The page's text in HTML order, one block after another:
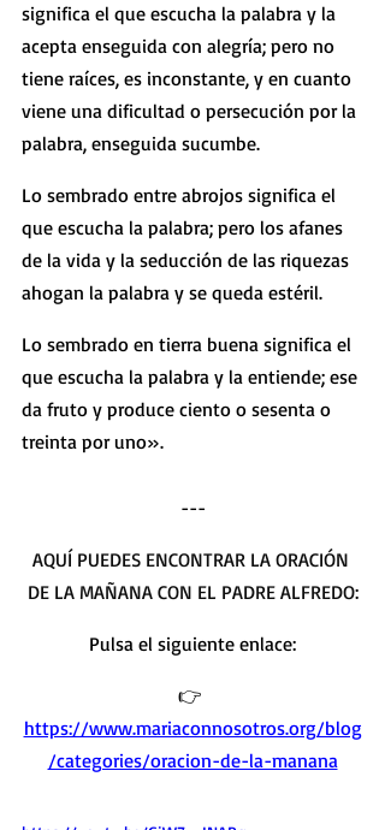
significa el que escucha la palabra y la
acepta enseguida con alegría; pero no
tiene raíces, es inconstante, y en cuanto
viene una dificultad o persecución por la
palabra, enseguida sucumbe.
Lo sembrado entre abrojos significa el
que escucha la palabra; pero los afanes
de la vida y la seducción de las riquezas
ahogan la palabra y se queda estéril.
Lo sembrado en tierra buena significa el
que escucha la palabra y la entiende; ese
da fruto y produce ciento o sesenta o
treinta por uno».
---
AQUÍ PUEDES ENCONTRAR LA ORACIÓN
DE LA MAÑANA CON EL PADRE ALFREDO:
Pulsa el siguiente enlace:
👉
https://www.mariaconnosotros.org/blog
/categories/oracion-de-la-manana